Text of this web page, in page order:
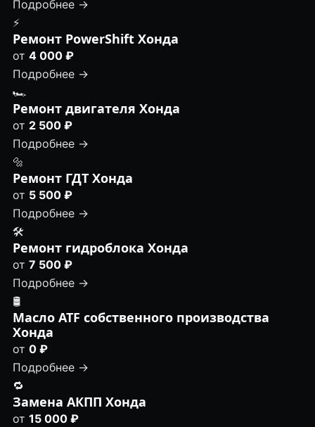
Подробнее →
⚡
Ремонт PowerShift Хонда
от 4 000 ₽
Подробнее →
🏎
Ремонт двигателя Хонда
от 2 500 ₽
Подробнее →
🔩
Ремонт ГДТ Хонда
от 5 500 ₽
Подробнее →
🛠️
Ремонт гидроблока Хонда
от 7 500 ₽
Подробнее →
🛢
Масло ATF собственного производства
Хонда
от 0 ₽
Подробнее →
🔁
Замена АКПП Хонда
от 15 000 ₽